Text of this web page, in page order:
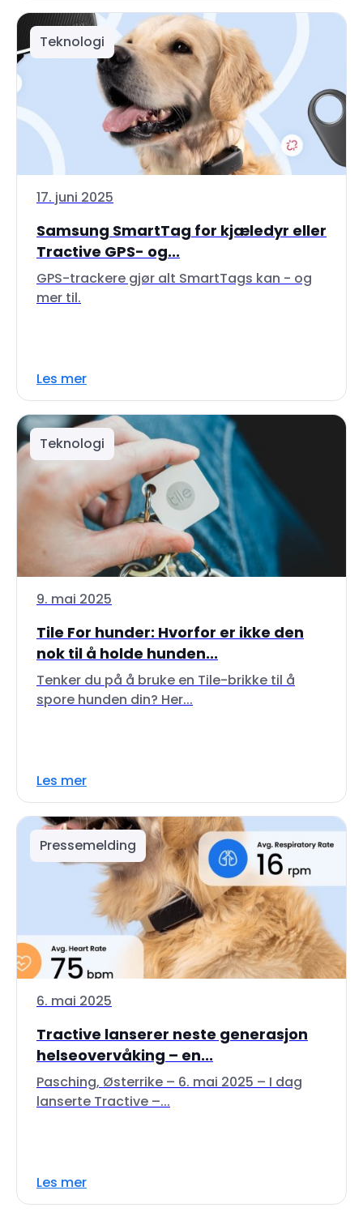
Teknologi
17. juni 2025
Samsung SmartTag for kjæledyr eller
Tractive GPS- og...
GPS-trackere gjør alt SmartTags kan - og
mer til.
Les mer
Teknologi
9. mai 2025
Tile For hunder: Hvorfor er ikke den
nok til å holde hunden...
Tenker du på å bruke en Tile-brikke til å
spore hunden din? Her...
Les mer
Pressemelding
6. mai 2025
Tractive lanserer neste generasjon
helseovervåking – en...
Pasching, Østerrike – 6. mai 2025 – I dag
lanserte Tractive –...
Les mer